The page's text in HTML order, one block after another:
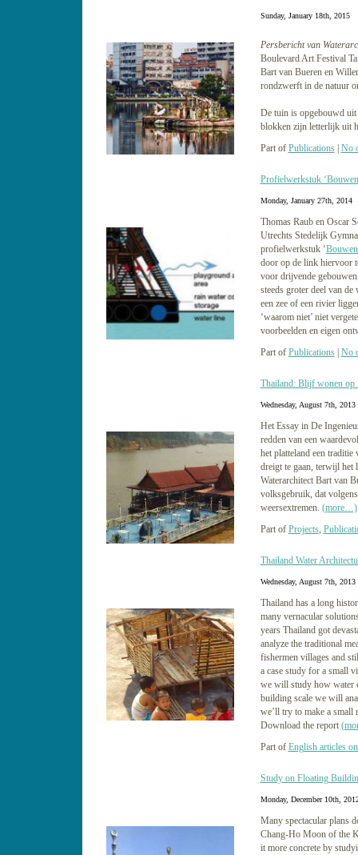
Sunday, January 18th, 2015
Persbericht van
Boulevard Art Festival
Bart van Bueren en
rondzwerft in de natuur
De tuin is opgebouwd uit
blokken zijn letterlijk uit
Part of Publications| No
Profielwerkstuk
Monday, January 27th, 2014
Thomas Raub en Oscar
Utrechts Stedelijk
profielwerkstuk ‘
door op de link hiervoor
voor drijvende
steeds groter deel van
een zee of een rivier
‘waarom niet’ niet
voorbeelden en eigen
Part of Publications| No
Thailand: Blijf wonen op
Wednesday, August 7th, 2013
Het Essay in De
redden van een
het platteland een
dreigt te gaan, terwijl het
Waterarchitect Bart van
volksgebruik, dat
weersextremen. (more…)
Part of Projects,
Thailand Water
Wednesday, August 7th, 2013
Thailand has a long
many vernacular
years Thailand got
analyze the traditional
fishermen villages and
a case study for a small
we will study how water
building scale we will
we’ll try to make a
Download the report
Part of English articles
Study on Floating
Monday, December 10th,
Many spectacular plans
Chang-Ho Moon of the
it more concrete by